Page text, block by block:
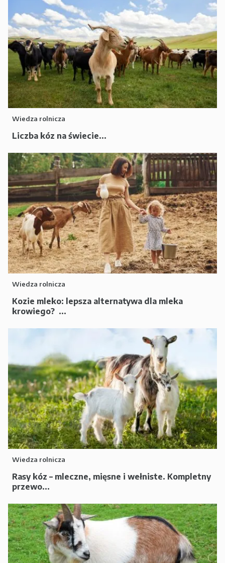
Wiedza rolnicza
Liczba kóz na świecie...
Wiedza rolnicza
Kozie mleko: lepsza alternatywa dla mleka
krowiego? ...
Wiedza rolnicza
Rasy kóz – mleczne, mięsne i wełniste. Kompletny
przewo...